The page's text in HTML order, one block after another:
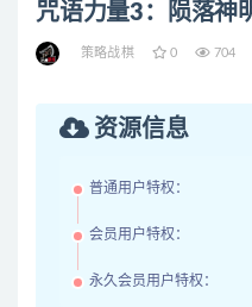
咒语力量3：陨落神
策略战棋 0 704
资源信息
普通用户特权：
会员用户特权：
永久会员用户特权：